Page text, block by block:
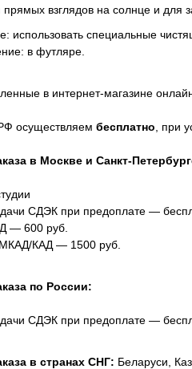
взглядов на солнце и для
использовать специальные
в футляре.
в интернет-магазине
осуществляем бесплатно , при
в Москве и Санкт-
СДЭК при предоплате —
— 600 руб.
КАД — 1500 руб.
по России:
СДЭК при предоплате —
в странах СНГ: Беларуси,